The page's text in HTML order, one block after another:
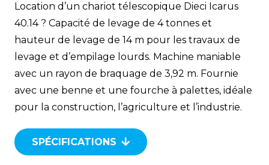
Location d’un chariot télescopique Dieci Icarus
40.14 ? Capacité de levage de 4 tonnes et
hauteur de levage de 14 m pour les travaux de
levage et d’empilage lourds. Machine maniable
avec un rayon de braquage de 3,92 m. Fournie
avec une benne et une fourche à palettes, idéale
pour la construction, l’agriculture et l’industrie.
SPÉCIFICATIONS